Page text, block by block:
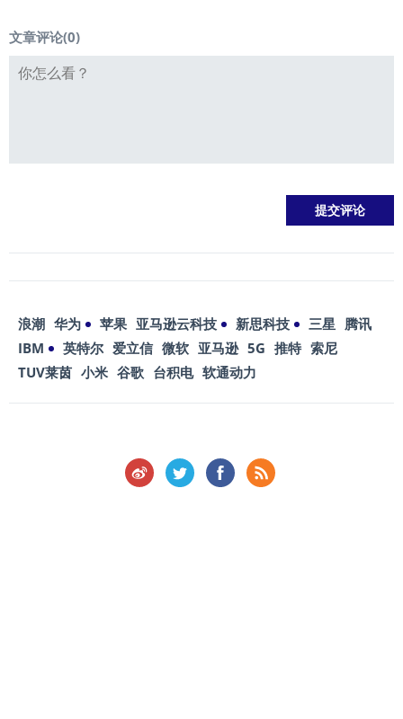
文章评论(0)
浪潮 华为 苹果 亚马逊云科技 新思科技 三星 腾讯
IBM
英特尔 爱立信 微软 亚马逊 5G 推特 索尼
TUV莱茵 小米 谷歌 台积电 软通动力